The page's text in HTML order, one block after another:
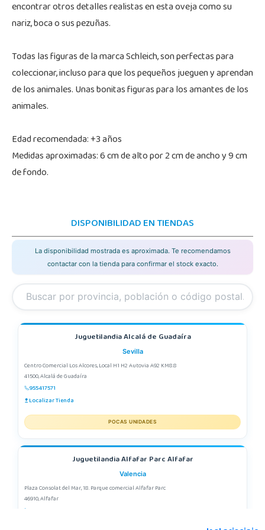
encontrar otros detalles realistas en esta oveja como su
nariz, boca o sus pezuñas.
Todas las figuras de la marca Schleich, son perfectas para
coleccionar, incluso para que los pequeños jueguen y aprendan
de los animales. Unas bonitas figuras para los amantes de los
animales.
Edad recomendada: +3 años
Medidas aproximadas: 6 cm de alto por 2 cm de ancho y 9 cm
de fondo.
DISPONIBILIDAD EN TIENDAS
La disponibilidad mostrada es aproximada. Te recomendamos
contactar con la tienda para confirmar el stock exacto.
Juguetilandia Alcalá de Guadaíra
Sevilla
Centro Comercial Los Alcores, Local H1 H2 Autovia A92 KM8.8
41500, Alcalá de Guadaíra
955417571
Localizar Tienda
POCAS UNIDADES
Juguetilandia Alfafar Parc Alfafar
Valencia
Plaza Consolat del Mar, 18. Parque comercial Alfafar Parc
46910, Alfafar